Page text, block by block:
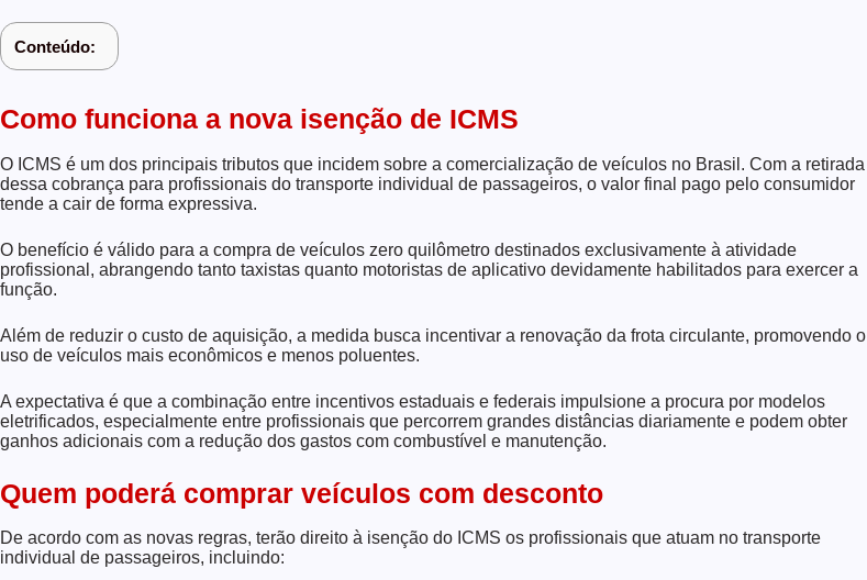
Conteúdo:
Como funciona a nova isenção de ICMS
O ICMS é um dos principais tributos que incidem sobre a comercialização de veículos no Brasil. Com a retirada
dessa cobrança para profissionais do transporte individual de passageiros, o valor final pago pelo consumidor
tende a cair de forma expressiva.
O benefício é válido para a compra de veículos zero quilômetro destinados exclusivamente à atividade
profissional, abrangendo tanto taxistas quanto motoristas de aplicativo devidamente habilitados para exercer a
função.
Além de reduzir o custo de aquisição, a medida busca incentivar a renovação da frota circulante, promovendo o
uso de veículos mais econômicos e menos poluentes.
A expectativa é que a combinação entre incentivos estaduais e federais impulsione a procura por modelos
eletrificados, especialmente entre profissionais que percorrem grandes distâncias diariamente e podem obter
ganhos adicionais com a redução dos gastos com combustível e manutenção.
Quem poderá comprar veículos com desconto
De acordo com as novas regras, terão direito à isenção do ICMS os profissionais que atuam no transporte
individual de passageiros, incluindo: